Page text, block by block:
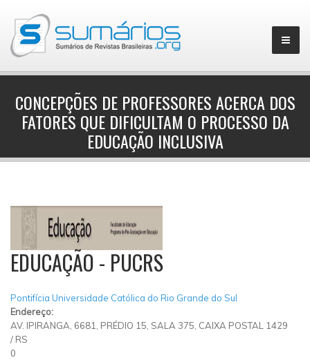
▼
CONCEPÇÕES DE PROFESSORES ACERCA DOS
FATORES QUE DIFICULTAM O PROCESSO DA
EDUCAÇÃO INCLUSIVA
EDUCAÇÃO - PUCRS
Pontifícia Universidade Católica do Rio Grande do Sul
Endereço:
AV. IPIRANGA, 6681, PRÉDIO 15, SALA 375, CAIXA POSTAL 1429
/ RS
0